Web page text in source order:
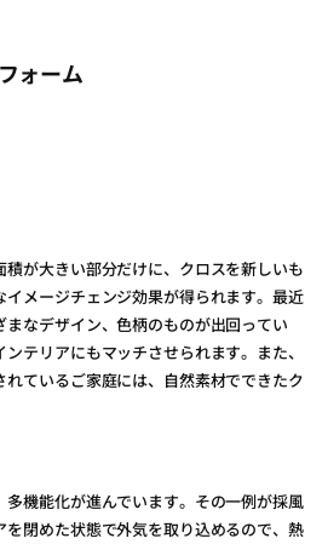
ォーム
が大きい部分だけに、クロスを新しいも
メージチェンジ効果が得られます。最近
なデザイン、色柄のものが出回ってい
テリアにもマッチさせられます。また、
ているご家庭には、自然素材でできたク
機能化が進んでいます。その一例が採風
閉めた状態で外気を取り込めるので、熱